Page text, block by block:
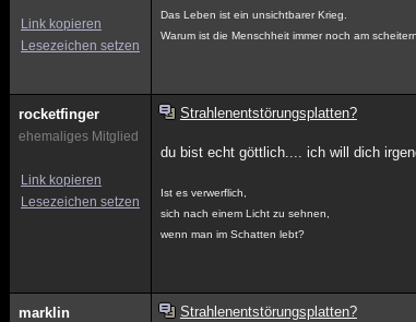
Link kopieren
Lesezeichen setzen
Das Leben ist ein unsichtbarer Krieg.
Warum ist die Menschheit immer noch am
rocketfinger
ehemaliges Mitglied
Link kopieren
Lesezeichen setzen
Strahlenentstörungsplatten?
du bist echt göttlich.... ich will dich
Ist es verwerflich,
sich nach einem Licht zu sehnen,
wenn man im Schatten lebt?
marklin Strahlenentstörungsplatten?